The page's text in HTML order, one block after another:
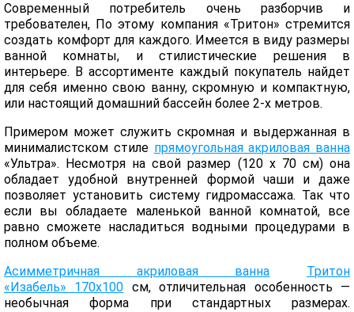
Современный потребитель очень разборчив и
требователен, По этому компания «Тритон» стремится
создать комфорт для каждого. Имеется в виду размеры
ванной комнаты, и стилистические решения в
интерьере. В ассортименте каждый покупатель найдет
для себя именно свою ванну, скромную и компактную,
или настоящий домашний бассейн более 2-х метров.
Примером может служить скромная и выдержанная в
минималистском стиле прямоугольная акриловая ванна
«Ультра». Несмотря на свой размер (120 х 70 см) она
обладает удобной внутренней формой чаши и даже
позволяет установить систему гидромассажа. Так что
если вы обладаете маленькой ванной комнатой, все
равно сможете насладиться водными процедурами в
полном объеме.
Асимметричная акриловая ванна
Тритон
«Изабель» 170х100 см, отличительная особенность —
необычная форма при стандартных размерах.